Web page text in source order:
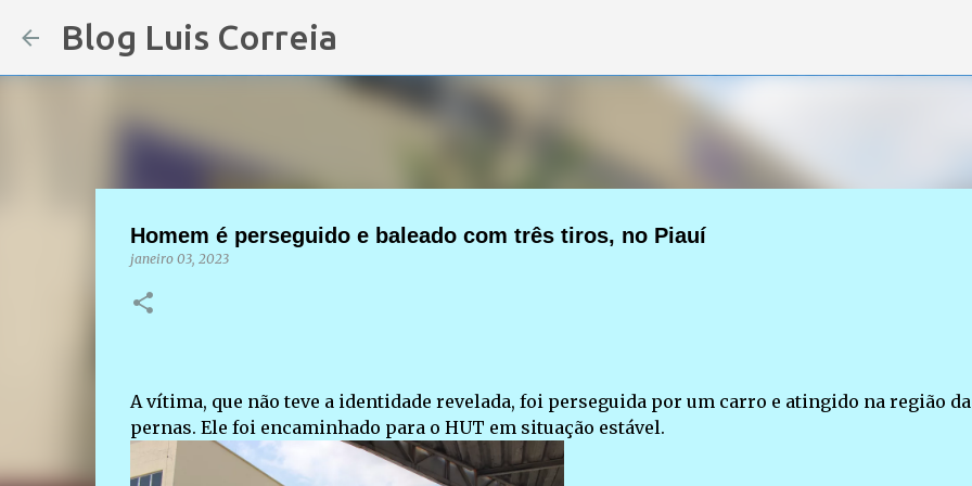
Blog Luis Correia
Homem é perseguido e baleado com três tiros, no Piauí
janeiro 03, 2023
A vítima, que não teve a identidade revelada, foi perseguida por um carro e atingido na região
pernas. Ele foi encaminhado para o HUT em situação estável.